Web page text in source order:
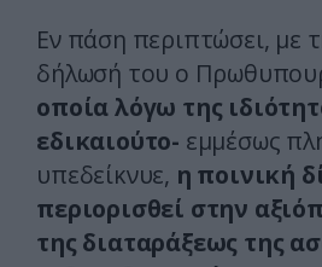
Εν πάση περιπτώσει, με
δήλωσή του ο
οποία λόγω της
εδικαιούτο- εμμέσως
υπεδείκνυε, η ποινική
περιορισθεί στην
της διαταράξεως της